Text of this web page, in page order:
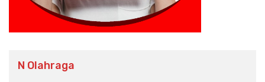
N Olahraga